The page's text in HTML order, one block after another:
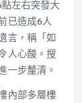
左右突發大
已造成6人
言，稱「如
人心酸。搜
一步釐清。
內部多層樓